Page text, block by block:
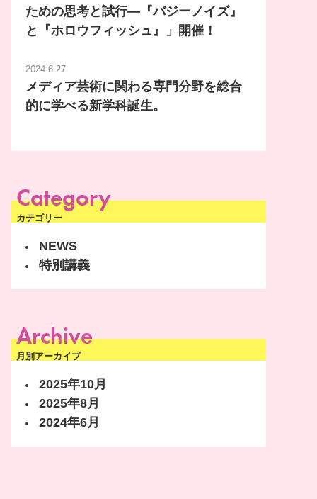
ための思考と試行―『バジーノイズ』
と『ホロウフィッシュ』」開催！
2024.6.27
メディア芸術に関わる専門分野を総合
的に学べる新学科誕生。
Category
カテゴリー
NEWS
特別講義
Archive
月別アーカイブ
2025年10月
2025年8月
2024年6月